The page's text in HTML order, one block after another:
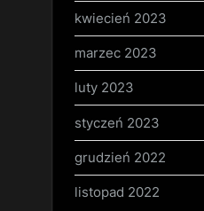
kwiecień 2023
marzec 2023
luty 2023
styczeń 2023
grudzień 2022
listopad 2022